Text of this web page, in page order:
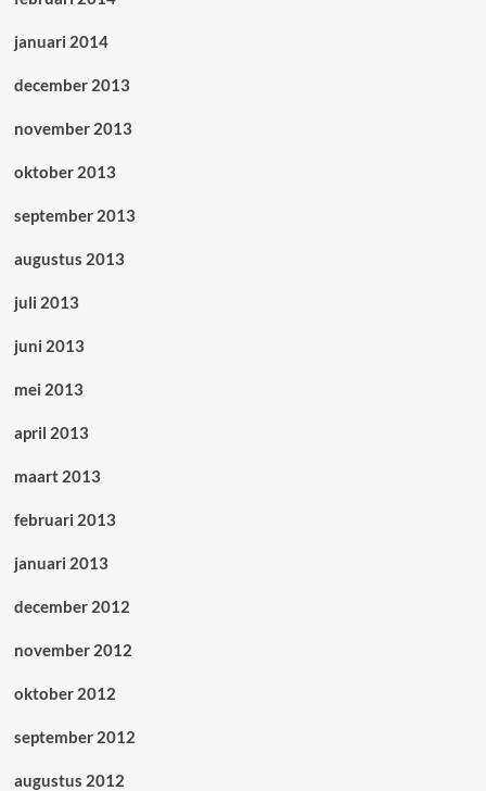
januari 2014
december 2013
november 2013
oktober 2013
september 2013
augustus 2013
juli 2013
juni 2013
mei 2013
april 2013
maart 2013
februari 2013
januari 2013
december 2012
november 2012
oktober 2012
september 2012
augustus 2012